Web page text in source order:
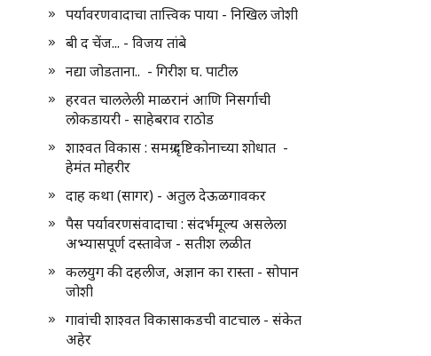
पर्यावरणवादाचा तात्त्विक पाया - निखिल जोशी
बी द चेंज... - विजय तांबे
नद्या जोडताना.. - गिरीश घ. पाटील
हरवत चाललेली माळरानं आणि निसर्गाची
लोकडायरी - साहेबराव राठोड
शाश्वत विकास : समग्र दृष्टिकोनाच्या शोधात -
हेमंत मोहरीर
दाह कथा (सागर) - अतुल देऊळगावकर
पैस पर्यावरणसंवादाचा : संदर्भमूल्य असलेला
अभ्यासपूर्ण दस्तावेज - सतीश लळीत
कलयुग की दहलीज, अज्ञान का रास्ता - सोपान
जोशी
गावांची शाश्वत विकासाकडची वाटचाल - संकेत
अहेर